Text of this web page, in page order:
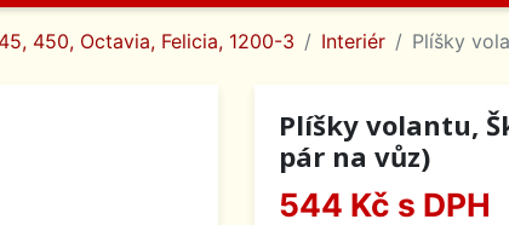
450, Octavia, Felicia, 1200-3 Interiér Plíšky
Plíšky volantu,
pár na vůz)
544 Kč s DPH